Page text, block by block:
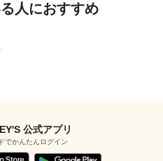
人におすすめ
公式アプリ
でかんたんログイン